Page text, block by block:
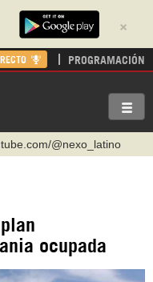
×
PROGRAMACIÓN
@nexo_latino
c/hispantv
+98 921 79 29 404
ocupada